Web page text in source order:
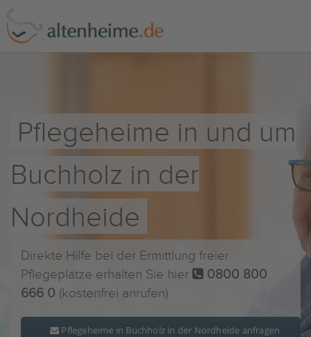
Pflegeheime in und um
Buchholz in der
Nordheide
Direkte Hilfe bei der Ermittlung freier
Pflegeplätze erhalten Sie hier
0800 800
666 0 (kostenfrei anrufen)
Pflegeheime in Buchholz in der Nordheide anfragen